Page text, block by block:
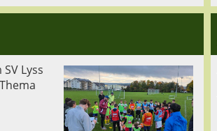
Lyss